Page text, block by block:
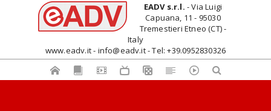
EADV s.r.l. - Via Luigi
Capuana, 11 - 95030
Tremestieri Etneo (CT) -
Italy
www.eadv.it - info@eadv.it - Tel: +39.0952830326